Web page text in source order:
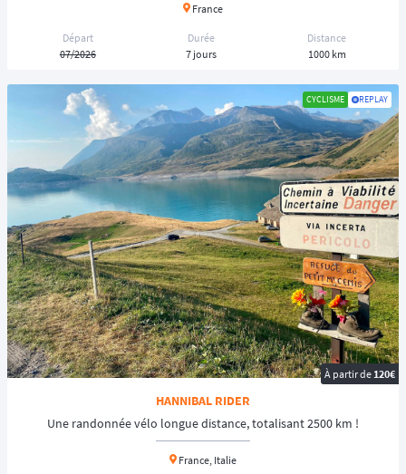
France
Départ
07/2026
Durée
7 jours
Distance
1000 km
CYCLISME REPLAY
À partir de120€
HANNIBAL RIDER
Une randonnée vélo longue distance, totalisant 2500 km !
France, Italie